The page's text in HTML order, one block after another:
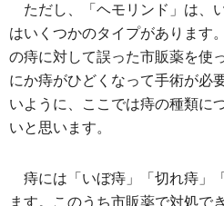
ただし、「ヘモリンド」は、
はいくつかのタイプがあります
の痔に対して誤った市販薬を使
にか痔がひどくなって手術が必
いように、ここでは痔の種類に
いと思います。
痔には「いぼ痔」「切れ痔」
ます。このうち市販薬で対処で